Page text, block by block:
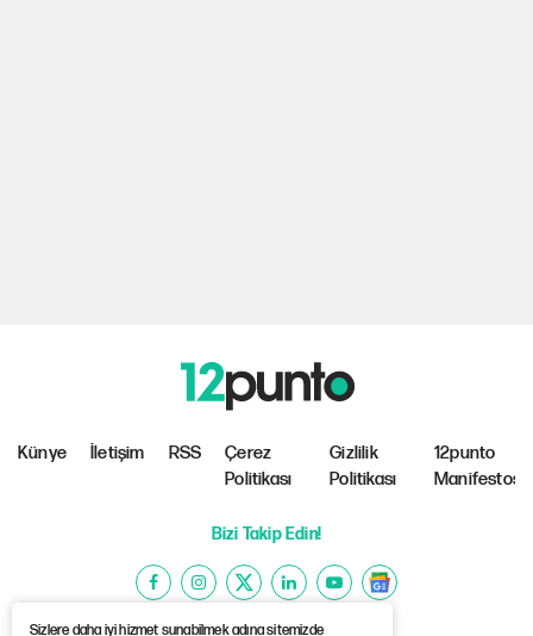
Sizlere daha iyi hizmet sunabilmek adına sitemizde
Künye İletişim RSS
Çerez
Politikası
Gizlilik
Politikası
12punto
Manifestosu
Bizi Takip Edin!